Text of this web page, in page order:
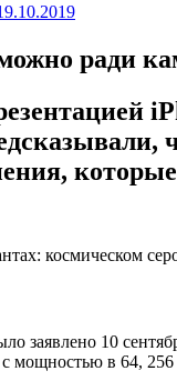
ради
космическом
заявлено 10
мощностью в 64, 256